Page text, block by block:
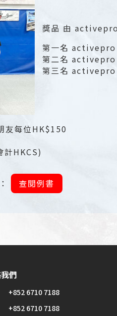
獎品 由
第一名 activepro
第二名 activepro
第三名 activepro
友每位HK$150
HKCS)
查閱例書
們
+852 6710 7188
+852 6710 7188